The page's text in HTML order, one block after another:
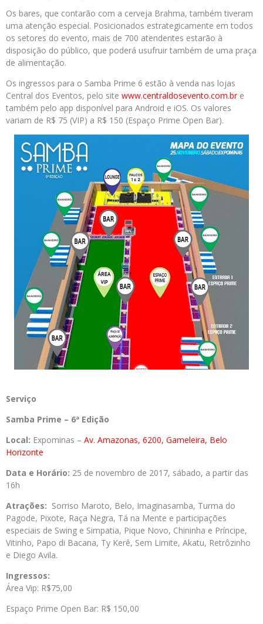
Os bares, que contarão com a cerveja Brahma, também tiveram
uma atenção especial. Posicionados estrategicamente em todos
os setores do evento, mais de 700 atendentes estarão à
disposição do público, que poderá usufruir também de uma praça
de alimentação.
Os ingressos para o Samba Prime 6 estão à venda nas lojas
Central dos Eventos, pelo site www.centraldosevento.com.bre
também pelo app disponível para Android e iOS. Os valores
variam de R$ 75 (VIP) a R$ 150 (Espaço Prime Open Bar).
Serviço
Samba Prime – 6ª Edição
Local: Expominas – Av. Amazonas, 6200, Gameleira, Belo
Horizonte
Data e Horário: 25 de novembro de 2017, sábado, a partir das
16h
Atrações: Sorriso Maroto, Belo, Imaginasamba, Turma do
Pagode, Pixote, Raça Negra, Tá na Mente e participações
especiais de Swing e Simpatia, Pique Novo, Chininha e Príncipe,
Vitinho, Papo di Bacana, Ty Kerê, Sem Limite, Akatu, Retrôzinho
e Diego Avila.
Ingressos:
Área Vip: R$75,00
Espaço Prime Open Bar: R$ 150,00